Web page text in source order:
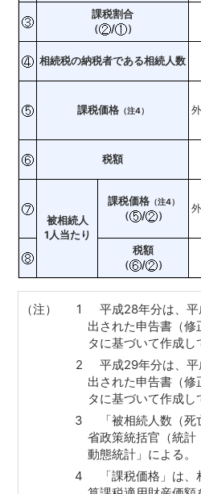
課税割合
（
/ ）
相続税の納税者である相続人数
課税価格（注4）
税額
被相続人
1人当たり
課税価格（注4）
（ / ）
税額
（
/ ）
（注） 1
平成28年分は、
出された申告書（
タに基づいて作成し
2
平成29年分は、
出された申告書（
タに基づいて作成し
3
「被相続人数（
省政策統括官（統計
動態統計」による。
4
「課税価格」は